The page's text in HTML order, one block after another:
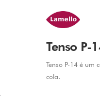
Tenso P-
Tenso P-14 é um
cola.